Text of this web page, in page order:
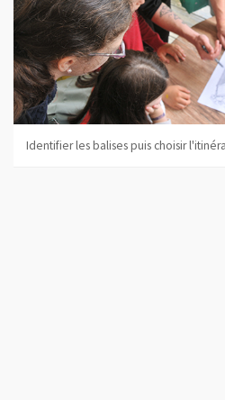
Identifier les balises puis choisir